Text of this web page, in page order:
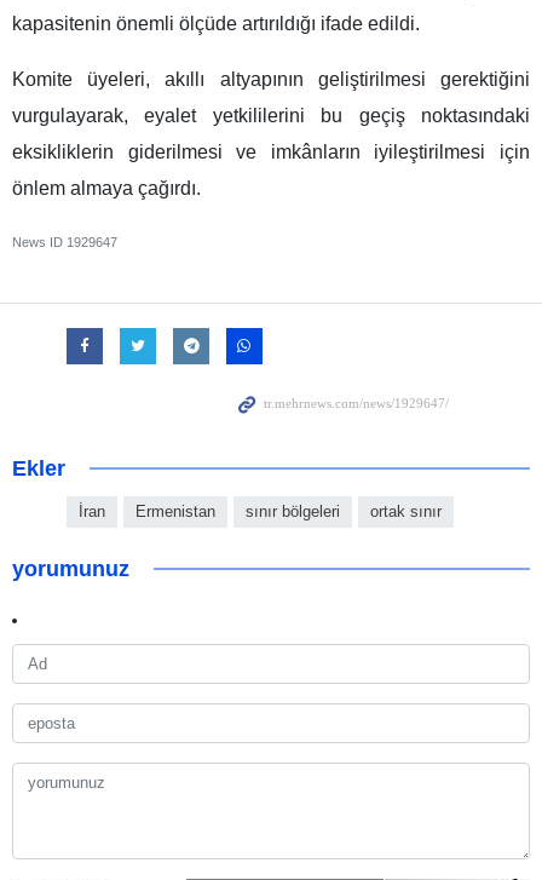
kapasitenin önemli ölçüde artırıldığı ifade edildi.
Komite üyeleri, akıllı altyapının geliştirilmesi gerektiğini
vurgulayarak, eyalet yetkililerini bu geçiş noktasındaki
eksikliklerin giderilmesi ve imkânların iyileştirilmesi için
önlem almaya çağırdı.
News ID 1929647
Ekler
İran Ermenistan sınır bölgeleri ortak sınır
yorumunuz